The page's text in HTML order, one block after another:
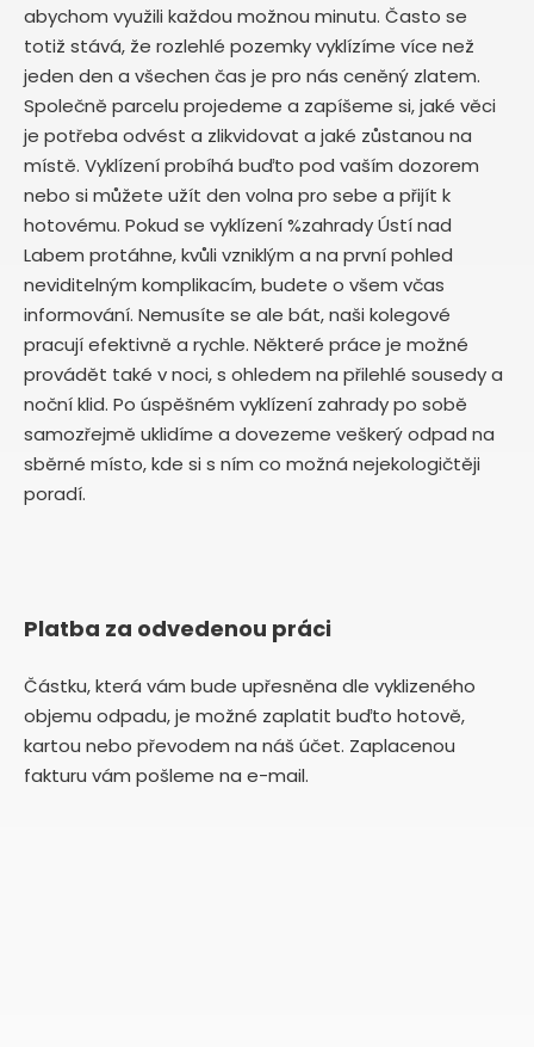
abychom využili každou možnou minutu. Často se
totiž stává, že rozlehlé pozemky vyklízíme více než
jeden den a všechen čas je pro nás ceněný zlatem.
Společně parcelu projedeme a zapíšeme si, jaké věci
je potřeba odvést a zlikvidovat a jaké zůstanou na
místě. Vyklízení probíhá buďto pod vaším dozorem
nebo si můžete užít den volna pro sebe a přijít k
hotovému. Pokud se vyklízení %zahrady Ústí nad
Labem protáhne, kvůli vzniklým a na první pohled
neviditelným komplikacím, budete o všem včas
informování. Nemusíte se ale bát, naši kolegové
pracují efektivně a rychle. Některé práce je možné
provádět také v noci, s ohledem na přilehlé sousedy a
noční klid. Po úspěšném vyklízení zahrady po sobě
samozřejmě uklidíme a dovezeme veškerý odpad na
sběrné místo, kde si s ním co možná nejekologičtěji
poradí.
Platba za odvedenou práci
Částku, která vám bude upřesněna dle vyklizeného
objemu odpadu, je možné zaplatit buďto hotově,
kartou nebo převodem na náš účet. Zaplacenou
fakturu vám pošleme na e-mail.